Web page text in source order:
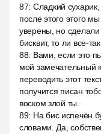
87: Сладкий
после этого этого
уверены, но сделали
бисквит, то ли все-
88: Вами, если это
мой замечательный
переводить этот
получится писан
воском злой ты.
89: На бис испечён
словами. Да,